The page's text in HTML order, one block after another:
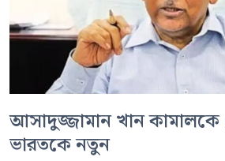
আসাদুজ্জামান খান
ভারতকে নতুন